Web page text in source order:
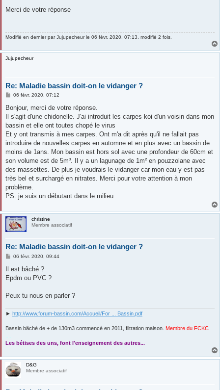
s
e
Merci de votre réponse
Modifié en dernier parJujupecheurle 06 févr. 2020, 07:13, modifié 2 fois.
Jujupecheur
Re: Maladie bassin doit-on le vidanger ?
M
s
a
g
06 févr. 2020, 07:12
Bonjour, merci de votre réponse.
Il s'agit d'une chidonelle. J'ai introduit les carpes koi d'un voisin dans mon
bassin et elle ont toutes chopé le virus
Et y ont transmis à mes carpes. Ont m'a dit après qu'il ne fallait pas
introduire de nouvelles carpes en automne et en plus avec un bassin de
moins de 1ans. Mon bassin est hors sol avec une profondeur de 60cm et
son volume est de 5m³. Il y a un lagunage de 1m² en pouzzolane avec
des massettes. De plus je voudrais le vidanger car mon eau y est pas
très bel et surchargé en nitrates. Merci pour votre attention à mon
problème.
PS: je suis un débutant dans le milieu
christine
Membre associatif
Re: Maladie bassin doit-on le vidanger ?
M
s
a
06 févr. 2020, 09:44
Il est bâché ?
Epdm ou PVC ?
Peux tu nous en parler ?
► http://www.forum-bassin.com/Accueil/For ... Bassin.pdf
Bassin bâché de + de 130m3 commencé en 2011, filtration maison. Membre du FCKC
....
Les bétises des uns, font l'enseignement des autres...
D&G
Membre associatif